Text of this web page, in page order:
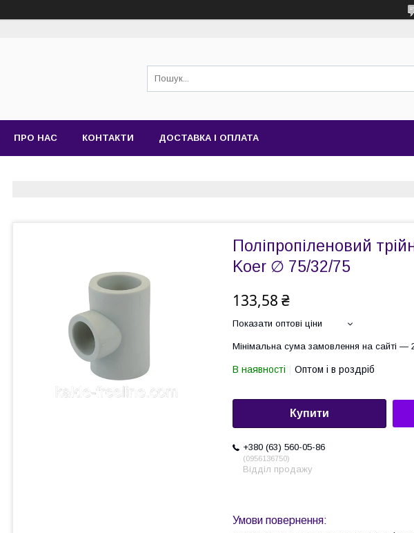
ПРО НАС КОНТАКТИ ДОСТАВКА І ОПЛАТА
Поліпропіленовий
Koer ∅ 75/32/75
133,58 ₴
Показати оптові ціни
Мінімальна сума замовлення на сайті —
В наявності Оптом і в роздріб
Купити
+380 (63) 560-05-86
0956136750
Відділ продажу